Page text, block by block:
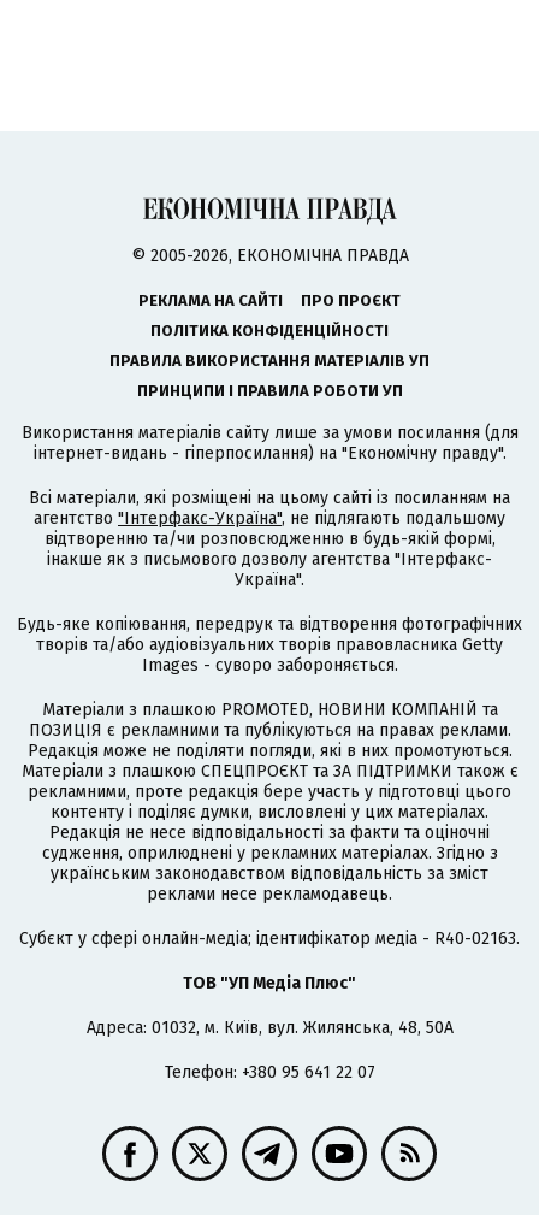
© 2005-2026, ЕКОНОМІЧНА ПРАВДА
РЕКЛАМА НА САЙТІ
ПРО ПРОЄКТ
ПОЛІТИКА КОНФІДЕНЦІЙНОСТІ
ПРАВИЛА ВИКОРИСТАННЯ МАТЕРІАЛІВ УП
ПРИНЦИПИ І ПРАВИЛА РОБОТИ УП
Використання матеріалів сайту лише за умови посилання (для
інтернет-видань - гіперпосилання) на "Економічну правду".
Всі матеріали, які розміщені на цьому сайті із посиланням на
агентство "Інтерфакс-Україна", не підлягають подальшому
відтворенню та/чи розповсюдженню в будь-якій формі,
інакше як з письмового дозволу агентства "Інтерфакс-
Україна".
Будь-яке копіювання, передрук та відтворення фотографічних
творів та/або аудіовізуальних творів правовласника Getty
Images - суворо забороняється.
Матеріали з плашкою PROMOTED, НОВИНИ КОМПАНІЙ та
ПОЗИЦІЯ є рекламними та публікуються на правах реклами.
Редакція може не поділяти погляди, які в них промотуються.
Матеріали з плашкою СПЕЦПРОЄКТ та ЗА ПІДТРИМКИ також є
рекламними, проте редакція бере участь у підготовці цього
контенту і поділяє думки, висловлені у цих матеріалах.
Редакція не несе відповідальності за факти та оціночні
судження, оприлюднені у рекламних матеріалах. Згідно з
українським законодавством відповідальність за зміст
реклами несе рекламодавець.
Cубєкт у сфері онлайн-медіа; ідентифікатор медіа - R40-02163.
ТОВ "УП Медіа Плюс"
Адреса: 01032, м. Київ, вул. Жилянська, 48, 50А
Телефон: +380 95 641 22 07